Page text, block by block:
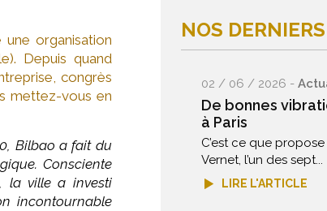
une organisation
Depuis quand
congrès
mettez-vous en
Bilbao a fait du
Consciente
la ville a investi
incontournable
NOS
02 / 06 / 2026 -
De bonnes
à Paris
C’est ce que
Vernet, l’un des sept...
LIRE L'ARTICLE